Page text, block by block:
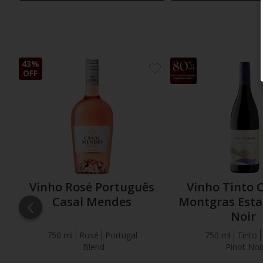
43%
OFF
ADICIONE
FAVORITOS
Vinho Rosé Português
Casal Mendes
Rosé Portugal
750 ml
Blend
12%
OFF
Vinho Tinto
Montgras
Noir
Tinto
750 ml
Pinot